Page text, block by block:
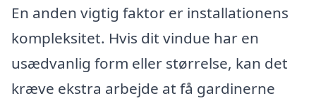
En anden vigtig faktor er installationens
kompleksitet. Hvis dit vindue har en
usædvanlig form eller størrelse, kan det
kræve ekstra arbejde at få gardinerne